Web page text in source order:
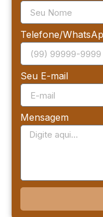
Telefone/
Seu E-mail
Mensagem